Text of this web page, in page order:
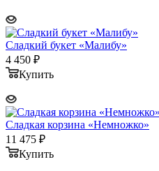
Сладкий букет «Малибу»
4 450 ₽
Купить
Сладкая корзина «Немножко»
11 475 ₽
Купить